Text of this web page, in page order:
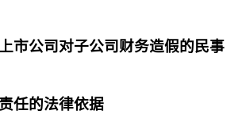
市公司对子公司财务造假的民事
任的法律依据